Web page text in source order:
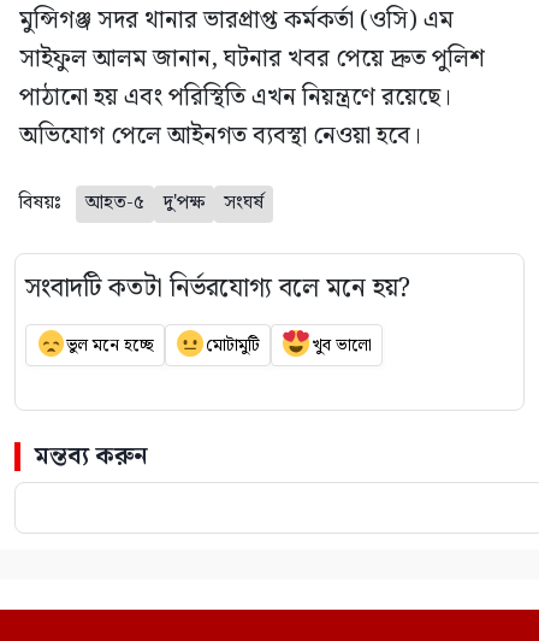
মুন্সিগঞ্জ সদর থানার ভারপ্রাপ্ত কর্মকর্তা (ওসি) এম
সাইফুল আলম জানান, ঘটনার খবর পেয়ে দ্রুত পুলিশ
পাঠানো হয় এবং পরিস্থিতি এখন নিয়ন্ত্রণে রয়েছে।
অভিযোগ পেলে আইনগত ব্যবস্থা নেওয়া হবে।
বিষয়ঃ আহত-৫ দু'পক্ষ সংঘর্ষ
সংবাদটি কতটা নির্ভরযোগ্য বলে মনে হয়?
ভুল মনে হচ্ছে মোটামুটি খুব ভালো
মন্তব্য করুন